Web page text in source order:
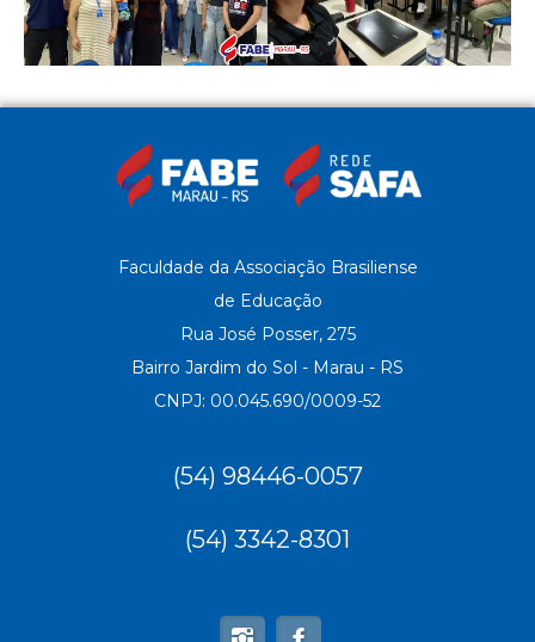
Faculdade da Associação Brasiliense
de Educação
Rua José Posser, 275
Bairro Jardim do Sol - Marau - RS
CNPJ: 00.045.690/0009-52
(54) 98446-0057
(54) 3342-8301